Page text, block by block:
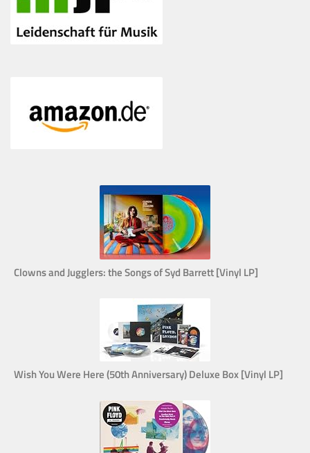
Clowns and Jugglers: the Songs of Syd Barrett [Vinyl LP]
Wish You Were Here (50th Anniversary) Deluxe Box [Vinyl LP]